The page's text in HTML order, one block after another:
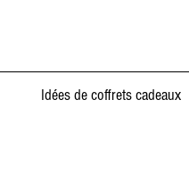
Idées de coffrets cadeaux